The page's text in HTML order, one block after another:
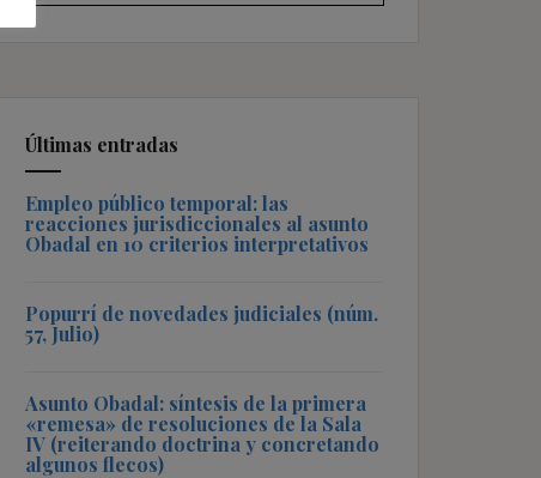
Últimas entradas
Empleo público temporal: las
reacciones jurisdiccionales al asunto
Obadal en 10 criterios interpretativos
Popurrí de novedades judiciales (núm.
57, Julio)
Asunto Obadal: síntesis de la primera
«remesa» de resoluciones de la Sala
IV (reiterando doctrina y concretando
algunos flecos)